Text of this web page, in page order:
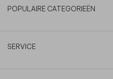
POPULAIRE CATEGORIEËN
SERVICE